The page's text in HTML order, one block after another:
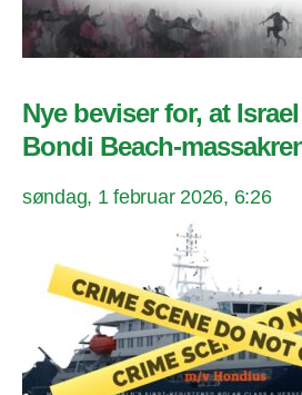
Nye beviser for, at
Bondi Beach-
søndag, 1 februar 2026, 6:26